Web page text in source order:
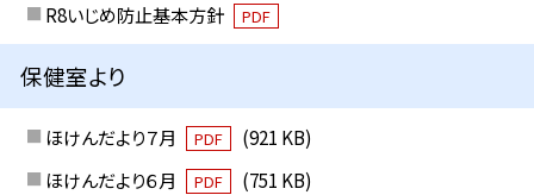
R8いじめ防止基本方針 PDF
保健室より
ほけんだより７月 PDF
(921 KB)
ほけんだより６月
PDF
(751 KB)